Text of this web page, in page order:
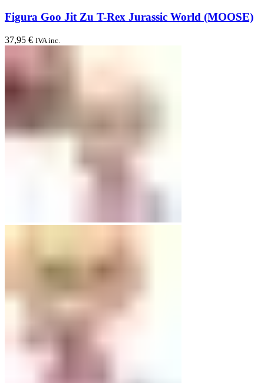
Figura Goo Jit Zu T-Rex Jurassic World (MOOSE)
37,95 € IVA inc.